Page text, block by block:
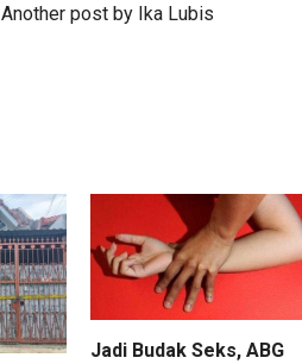
Another post by Ika Lubis
Jadi Budak Seks, ABG